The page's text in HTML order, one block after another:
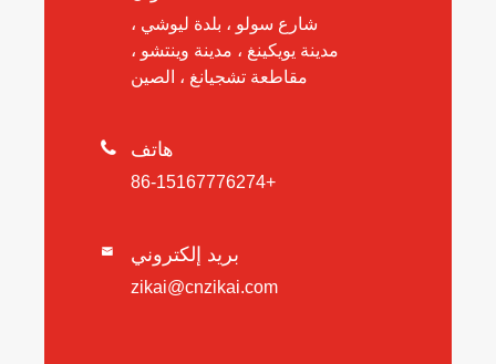
شارع سولو ، بلدة ليوشي ،
مدينة يويكينغ ، مدينة وينتشو ،
مقاطعة تشجيانغ ، الصين
 هاتف
+86-15167776274
 بريد إلكتروني
zikai@cnzikai.com